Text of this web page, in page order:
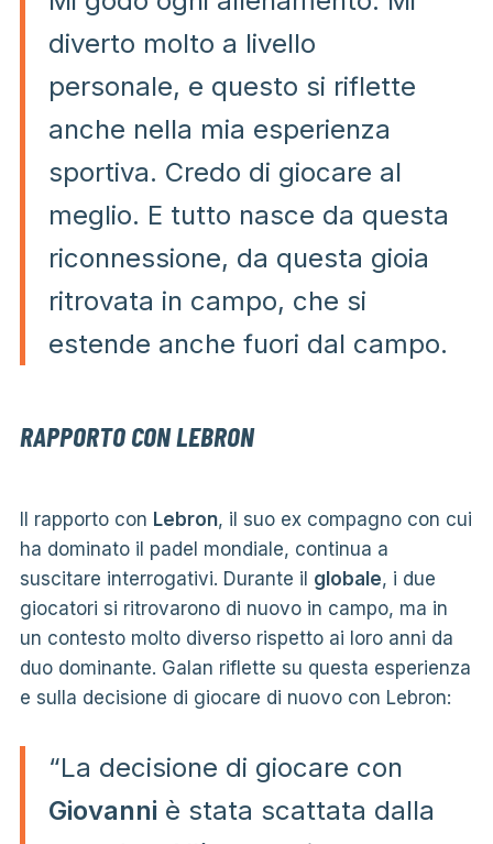
diverto molto a livello
personale, e questo si riflette
anche nella mia esperienza
sportiva. Credo di giocare al
meglio. E tutto nasce da questa
riconnessione, da questa gioia
ritrovata in campo, che si
estende anche fuori dal campo.
RAPPORTO CON LEBRON
Il rapporto con Lebron, il suo ex compagno con cui
ha dominato il padel mondiale, continua a
suscitare interrogativi. Durante il globale, i due
giocatori si ritrovarono di nuovo in campo, ma in
un contesto molto diverso rispetto ai loro anni da
duo dominante. Galan riflette su questa esperienza
e sulla decisione di giocare di nuovo con Lebron:
“La decisione di giocare con
Giovanni è stata scattata dalla